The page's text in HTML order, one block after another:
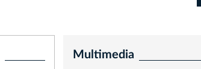
Multimedia